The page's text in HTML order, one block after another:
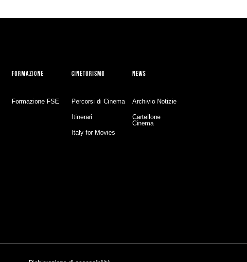
FORMAZIONE
Formazione FSE
CINETURISMO
Percorsi di Cinema
Itinerari
Italy for Movies
NEWS
Archivio Notizie
Cartellone
Cinema